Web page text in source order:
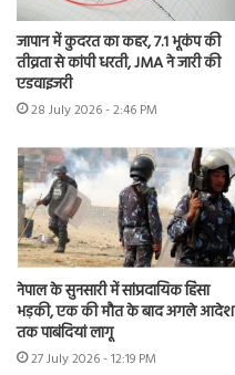
जापान में कुदरत का कहर, 7.1 भूकंप की
तीव्रता से कांपी धरती, JMA ने जारी की
एडवाइजरी
28 July 2026 - 2:46 PM
नेपाल के सुनसारी में सांप्रदायिक हिंसा
भड़की, एक की मौत के बाद अगले आदेश
तक पाबंदियां लागू
27 July 2026 - 12:19 PM